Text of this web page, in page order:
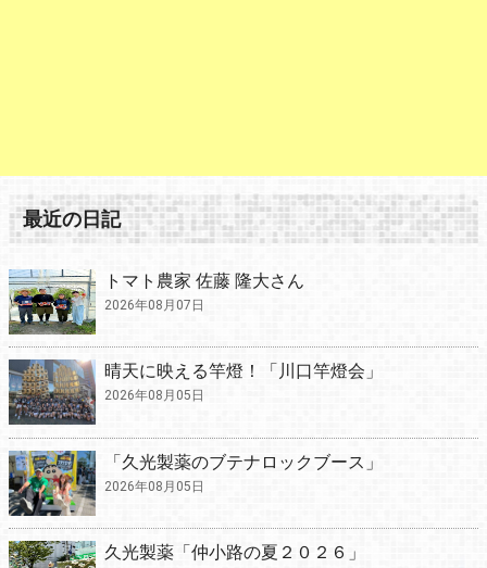
最近の日記
トマト農家 佐藤 隆大さん
2026年08月07日
晴天に映える竿燈！「川口竿燈会」
2026年08月05日
「久光製薬のブテナロックブース」
2026年08月05日
久光製薬「仲小路の夏２０２６」